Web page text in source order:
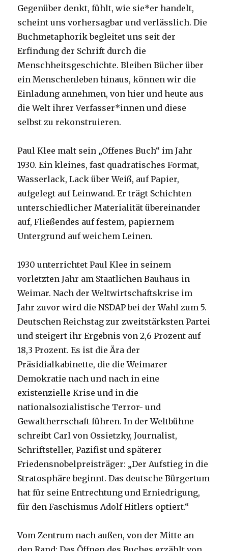
Gegenüber denkt, fühlt, wie sie*er handelt,
scheint uns vorhersagbar und verlässlich. Die
Buchmetaphorik begleitet uns seit der
Erfindung der Schrift durch die
Menschheitsgeschichte. Bleiben Bücher über
ein Menschenleben hinaus, können wir die
Einladung annehmen, von hier und heute aus
die Welt ihrer Verfasser*innen und diese
selbst zu rekonstruieren.
Paul Klee malt sein „Offenes Buch“ im Jahr
1930. Ein kleines, fast quadratisches Format,
Wasserlack, Lack über Weiß, auf Papier,
aufgelegt auf Leinwand. Er trägt Schichten
unterschiedlicher Materialität übereinander
auf, Fließendes auf festem, papiernem
Untergrund auf weichem Leinen.
1930 unterrichtet Paul Klee in seinem
vorletzten Jahr am Staatlichen Bauhaus in
Weimar. Nach der Weltwirtschaftskrise im
Jahr zuvor wird die NSDAP bei der Wahl zum 5.
Deutschen Reichstag zur zweitstärksten Partei
und steigert ihr Ergebnis von 2,6 Prozent auf
18,3 Prozent. Es ist die Ära der
Präsidialkabinette, die die Weimarer
Demokratie nach und nach in eine
existenzielle Krise und in die
nationalsozialistische Terror- und
Gewaltherrschaft führen. In der Weltbühne
schreibt Carl von Ossietzky, Journalist,
Schriftsteller, Pazifist und späterer
Friedensnobelpreisträger: „Der Aufstieg in die
Stratosphäre beginnt. Das deutsche Bürgertum
hat für seine Entrechtung und Erniedrigung,
für den Faschismus Adolf Hitlers optiert.“
Vom Zentrum nach außen, von der Mitte an